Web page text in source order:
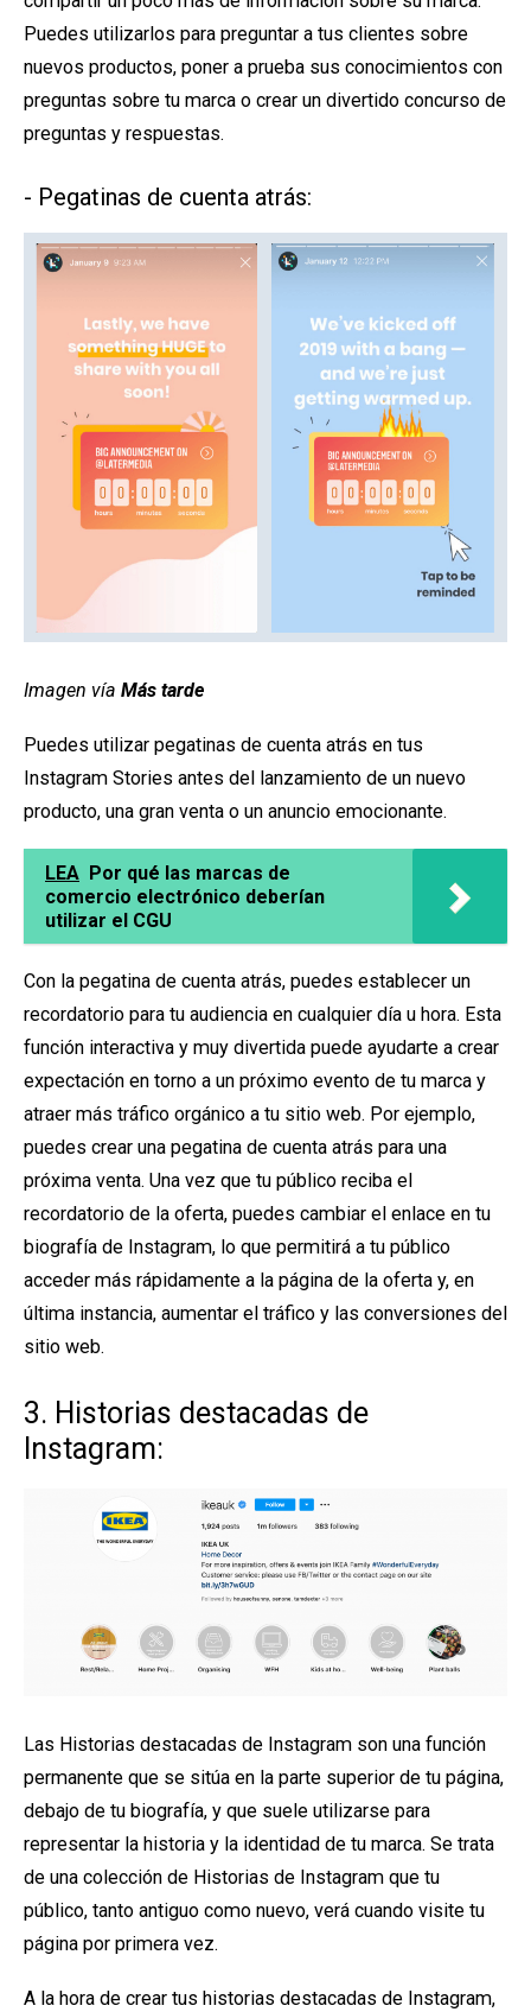
Puedes utilizarlos para preguntar a tus clientes sobre
nuevos productos, poner a prueba sus conocimientos con
preguntas sobre tu marca o crear un divertido concurso de
preguntas y respuestas.
- Pegatinas de cuenta atrás:
Imagen vía Más tarde
Puedes utilizar pegatinas de cuenta atrás en tus
Instagram Stories antes del lanzamiento de un nuevo
producto, una gran venta o un anuncio emocionante.
LEA Por qué las marcas de
comercio electrónico deberían
utilizar el CGU
Con la pegatina de cuenta atrás, puedes establecer un
recordatorio para tu audiencia en cualquier día u hora. Esta
función interactiva y muy divertida puede ayudarte a crear
expectación en torno a un próximo evento de tu marca y
atraer más tráfico orgánico a tu sitio web. Por ejemplo,
puedes crear una pegatina de cuenta atrás para una
próxima venta. Una vez que tu público reciba el
recordatorio de la oferta, puedes cambiar el enlace en tu
biografía de Instagram, lo que permitirá a tu público
acceder más rápidamente a la página de la oferta y, en
última instancia, aumentar el tráfico y las conversiones del
sitio web.
3. Historias destacadas de
Instagram:
Las Historias destacadas de Instagram son una función
permanente que se sitúa en la parte superior de tu página,
debajo de tu biografía, y que suele utilizarse para
representar la historia y la identidad de tu marca. Se trata
de una colección de Historias de Instagram que tu
público, tanto antiguo como nuevo, verá cuando visite tu
página por primera vez.
A la hora de crear tus historias destacadas de Instagram,